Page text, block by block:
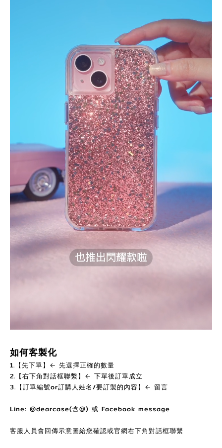
如何客製化
1.【先下單】← 先選擇正確的數量
2.【右下角對話框聯繫】← 下單後訂單成立
3.【訂單編號or訂購人姓名/要訂製的內容】← 留言
Line: @dearcase(含@) 或 Facebook message
客服人員會回傳示意圖給您確認或官網右下角對話框聯繫